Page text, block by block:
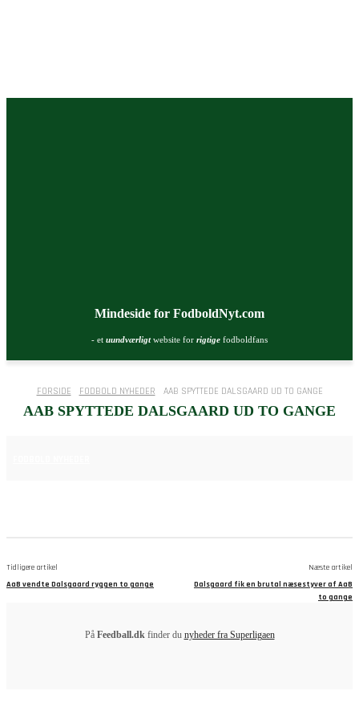
Mindeside for FodboldNyt.com
- et uundværligtwebsite for rigtige fodboldfans
FORSIDE FODBOLD NYHEDER AAB SPYTTEDE DALSGAARD UD TO GANGE
AAB SPYTTEDE DALSGAARD UD TO GANGE
Tidligere artikel
AaB vendte Dalsgaard ryggen to gange
Næste artikel
Dalsgaard fik en brutal næsestyver af AaB
to gange
På Feedball.dkfinder du nyheder fra Superligaen